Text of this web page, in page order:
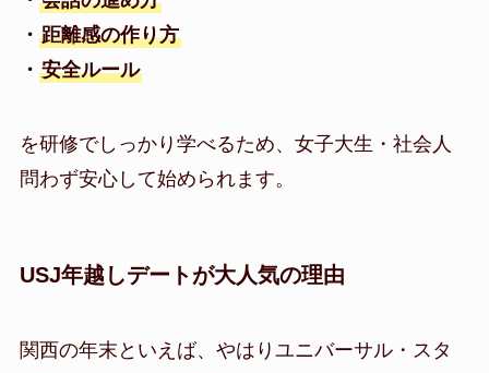
・ 距離感の作り方
・ 安全ルール
を研修でしっかり学べるため、女子大生・社会人
問わず安心して始められます。
USJ年越しデートが大人気の理由
関西の年末といえば、やはりユニバーサル・スタ